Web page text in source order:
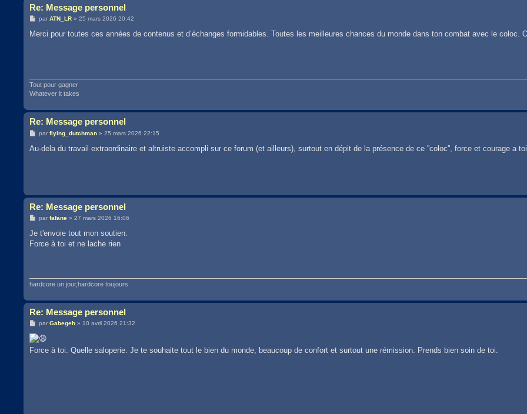
Re: Message personnel
M
s
parATN_LR »25 mars 2026 20:42
Merci pour toutes ces années de contenus et d’échanges formidables. Toutes les meilleures chances du monde dans ton combat avec le coloc.
Tout pour gagner
Whatever it takes
Re: Message personnel
M
s
parflying_dutchman »25 mars 2026 22:15
Au-dela du travail extraordinaire et altruiste accompli sur ce forum (et ailleurs), surtout en dépit de la présence de ce ''coloc'', force et courage a
Re: Message personnel
M
s
a
parfafane »27 mars 2026 16:06
Je t'envoie tout mon soutien.
Force à toi et ne lache rien
hardcore un jour,hardcore toujours
Re: Message personnel
M
s
s
a
parGabegeh »10 avril 2026 21:32
Force à toi. Quelle saloperie. Je te souhaite tout le bien du monde, beaucoup de confort et surtout une rémission. Prends bien soin de toi.